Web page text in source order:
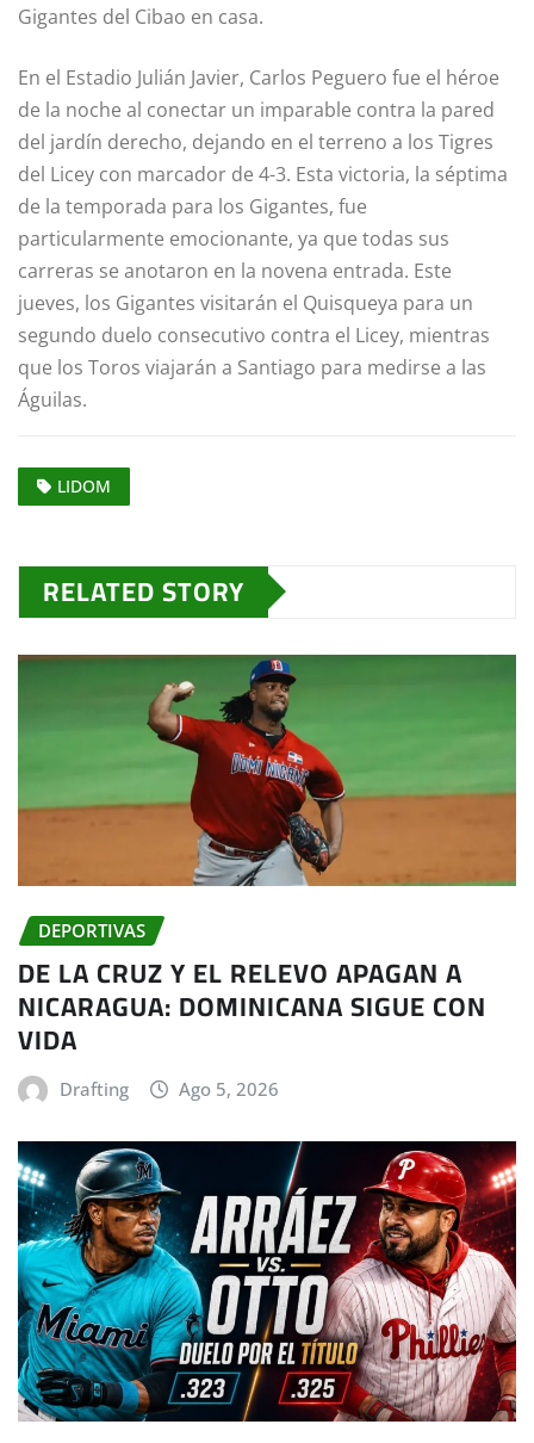
Gigantes del Cibao en casa.
En el Estadio Julián Javier, Carlos Peguero fue el héroe
de la noche al conectar un imparable contra la pared
del jardín derecho, dejando en el terreno a los Tigres
del Licey con marcador de 4-3. Esta victoria, la séptima
de la temporada para los Gigantes, fue
particularmente emocionante, ya que todas sus
carreras se anotaron en la novena entrada. Este
jueves, los Gigantes visitarán el Quisqueya para un
segundo duelo consecutivo contra el Licey, mientras
que los Toros viajarán a Santiago para medirse a las
Águilas.
LIDOM
RELATED STORY
DEPORTIVAS
DE LA CRUZ Y EL RELEVO APAGAN A
NICARAGUA: DOMINICANA SIGUE CON
VIDA
Drafting Ago 5, 2026